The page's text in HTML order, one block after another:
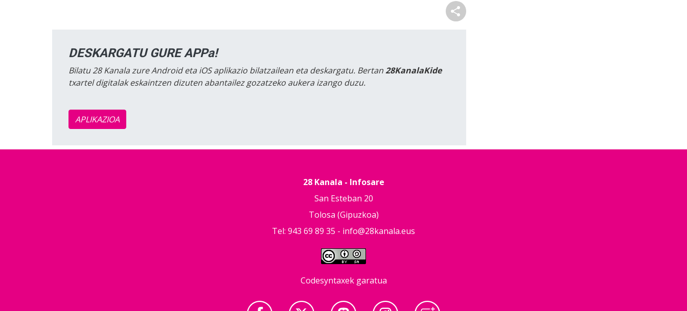
DESKARGATU GURE APPa!
Bilatu 28 Kanala zure Android eta iOS aplikazio bilatzailean eta deskargatu. Bertan28KanalaKide
txartel digitalak eskaintzen dizuten abantailez gozatzeko aukera izango duzu.
APLIKAZIOA
28 Kanala - Infosare
San Esteban 20
Tolosa (Gipuzkoa)
Tel: 943 69 89 35 - info@28kanala.eus
Codesyntaxek garatua